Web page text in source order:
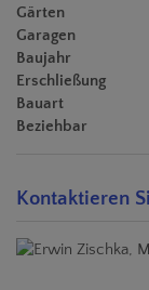
Gärten
Garagen
Baujahr
Erschließung
Bauart
Beziehbar
Kontaktieren